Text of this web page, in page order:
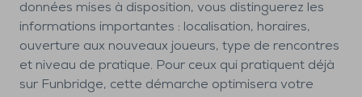
données mises à disposition, vous distinguerez les
informations importantes : localisation, horaires,
ouverture aux nouveaux joueurs, type de rencontres
et niveau de pratique. Pour ceux qui pratiquent déjà
sur Funbridge, cette démarche optimisera votre